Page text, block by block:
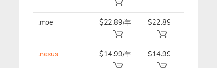
.moe $22.89/年 $22.89
.nexus $14.99/年 $14.99